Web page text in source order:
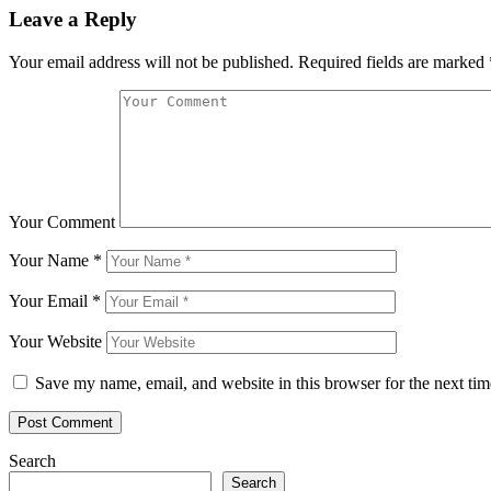
Leave a Reply
Your email address will not be published. Required fields are marked
Your Comment
Your Name *
Your Email *
Your Website
Save my name, email, and website in this browser for the next
Search
Search